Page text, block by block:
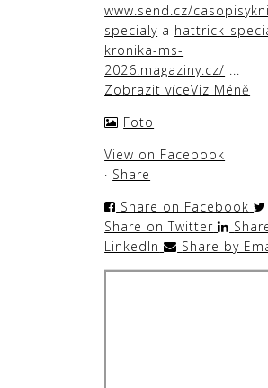
www.send.cz/
specialy a hattrick-
kronika-ms-
2026.magaziny.cz/ ...
Zobrazit víceViz Méně
Foto
View on Facebook
· Share
Share on Facebook
Share on Twitter
LinkedIn
Share by